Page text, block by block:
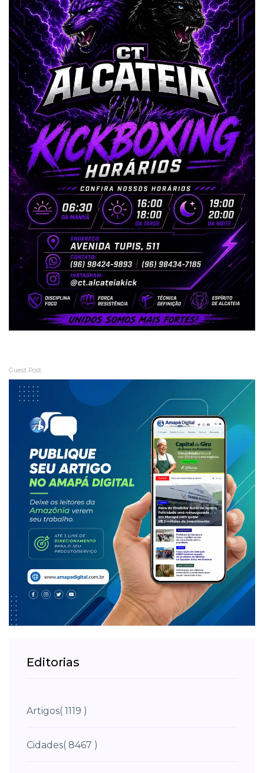
Guest Post
Editorias
Artigos( 1119 )
Cidades( 8467 )